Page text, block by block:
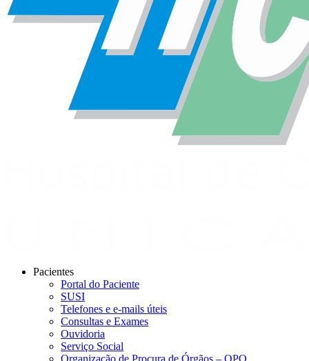
Pacientes
Portal do Paciente
SUSI
Telefones e e-mails úteis
Consultas e Exames
Ouvidoria
Serviço Social
Organização de Procura de Órgãos – OPO